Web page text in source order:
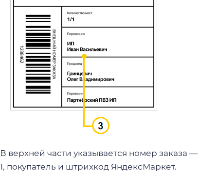
В верхней части указывается номер заказа —
1, покупатель и штрихкод ЯндексМаркет.